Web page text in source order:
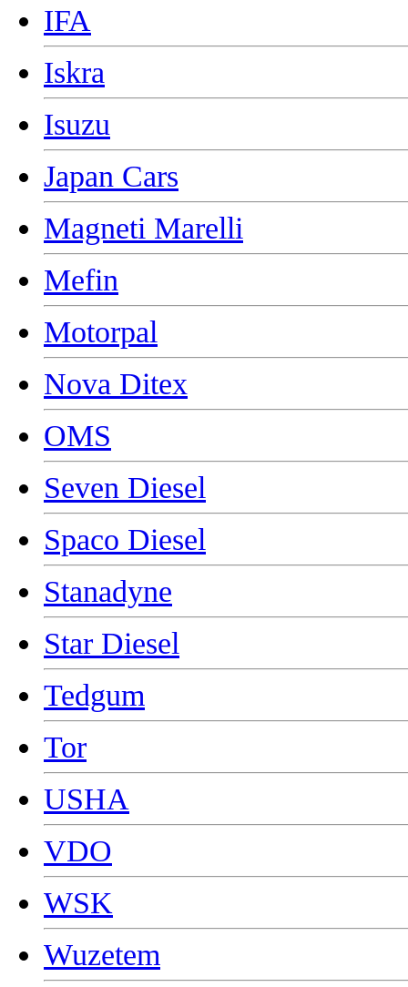
IFA
Iskra
Isuzu
Japan Cars
Magneti Marelli
Mefin
Motorpal
Nova Ditex
OMS
Seven Diesel
Spaco Diesel
Stanadyne
Star Diesel
Tedgum
Tor
USHA
VDO
WSK
Wuzetem